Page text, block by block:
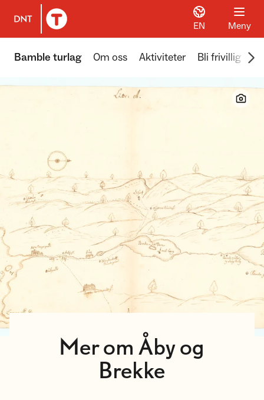
Til DNT.no forside
EN Meny
Bamble turlag Om oss Aktiviteter Bli frivillig
Mer om Åby og
Brekke